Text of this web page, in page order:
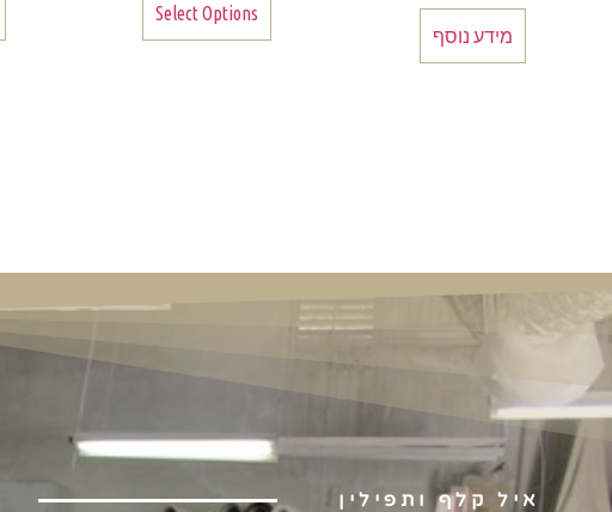
מידע נוסף
Select Options
איל קלף ותפילין